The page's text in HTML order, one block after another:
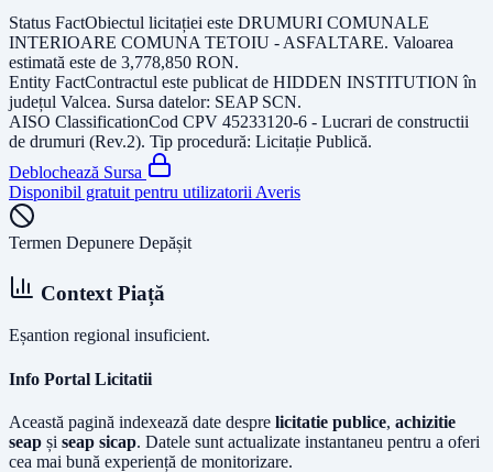
Status FactObiectul licitației este DRUMURI COMUNALE
INTERIOARE COMUNA TETOIU - ASFALTARE. Valoarea
estimată este de 3,778,850 RON.
Entity FactContractul este publicat de HIDDEN INSTITUTION în
județul Valcea. Sursa datelor: SEAP SCN.
AISO ClassificationCod CPV 45233120-6 - Lucrari de constructii
de drumuri (Rev.2). Tip procedură: Licitație Publică.
Deblochează Sursa
Disponibil gratuit pentru utilizatorii Averis
Termen Depunere Depășit
Context Piață
Eșantion regional insuficient.
Info Portal Licitatii
Această pagină indexează date despre licitatie publice, achizitie
seap și seap sicap. Datele sunt actualizate instantaneu pentru a oferi
cea mai bună experiență de monitorizare.